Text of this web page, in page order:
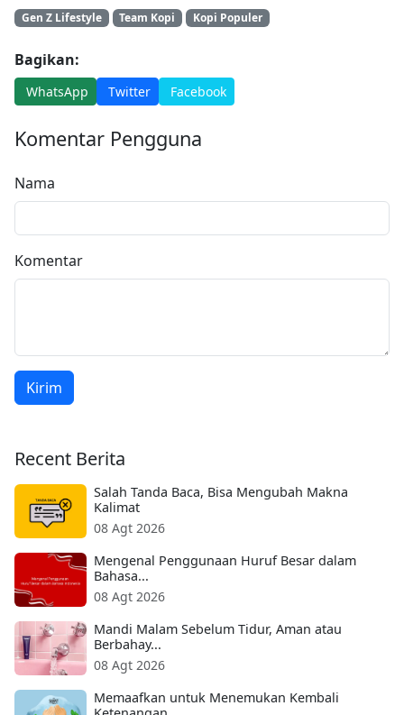
Gen Z Lifestyle Team Kopi Kopi Populer
Bagikan:
WhatsApp Twitter Facebook
Komentar Pengguna
Nama
Komentar
Kirim
Recent Berita
Salah Tanda Baca, Bisa Mengubah Makna
Kalimat
08 Agt 2026
Mengenal Penggunaan Huruf Besar dalam
Bahasa...
08 Agt 2026
Mandi Malam Sebelum Tidur, Aman atau
Berbahay...
08 Agt 2026
Memaafkan untuk Menemukan Kembali